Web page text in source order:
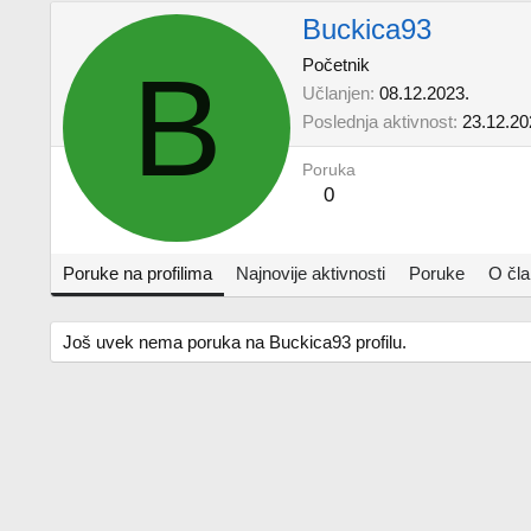
B
Buckica93
Početnik
Učlanjen 08.12.2023.
Poslednja aktivnost
Poruka
0
Poruke na profilima Najnovije aktivnosti Poruke O
Još uvek nema poruka na Buckica93 profilu.